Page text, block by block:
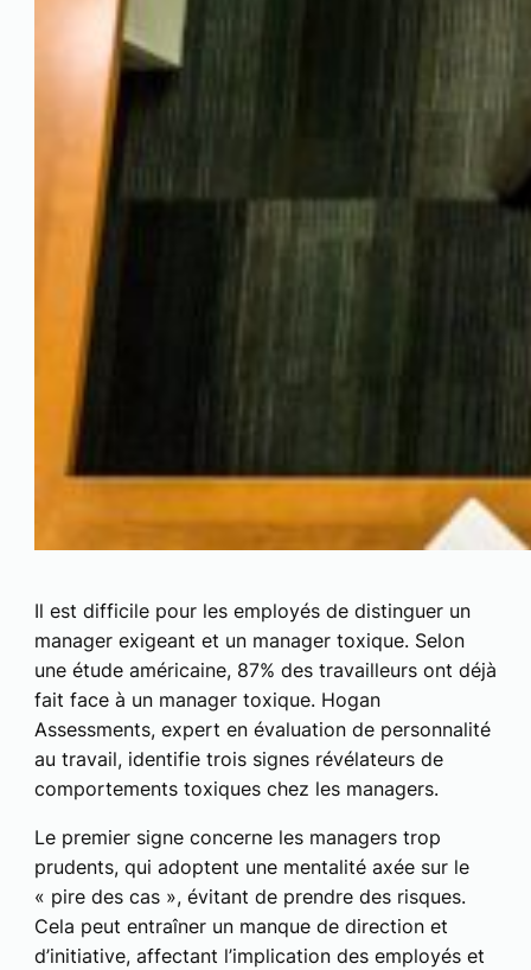
Il est difficile pour les employés de distinguer un
manager exigeant et un manager toxique. Selon
une étude américaine, 87% des travailleurs ont déjà
fait face à un manager toxique. Hogan
Assessments, expert en évaluation de personnalité
au travail, identifie trois signes révélateurs de
comportements toxiques chez les managers.
Le premier signe concerne les managers trop
prudents, qui adoptent une mentalité axée sur le
« pire des cas », évitant de prendre des risques.
Cela peut entraîner un manque de direction et
d’initiative, affectant l’implication des employés et